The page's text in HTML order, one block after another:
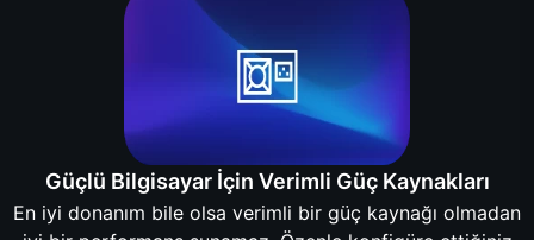
Güçlü Bilgisayar İçin Verimli Güç Kaynakları
En iyi donanım bile olsa verimli bir güç kaynağı olmadan